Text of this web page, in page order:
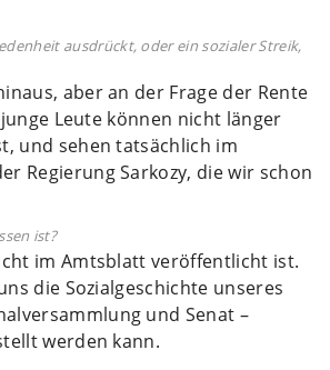
ausdrückt, oder ein sozialer Streik,
aber an der Frage der Rente
Leute können nicht länger
und sehen tatsächlich im
Regierung Sarkozy, die wir schon
ist?
im Amtsblatt veröffentlicht ist.
die Sozialgeschichte unseres
und Senat –
werden kann.